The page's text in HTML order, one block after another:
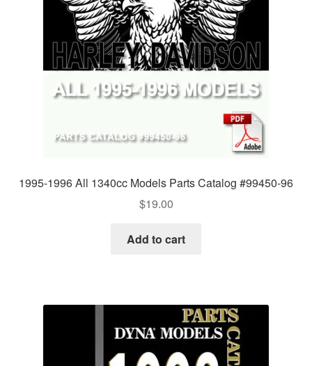
1995-1996 All 1340cc Models Parts Catalog #99450-96
$19.00
Add to cart